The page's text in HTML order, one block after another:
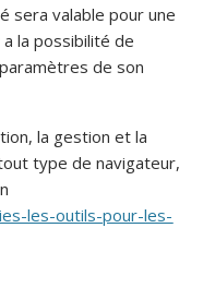
sera valable pour une
la possibilité de
de son
la gestion et la
type de navigateur,
les-outils-pour-les-